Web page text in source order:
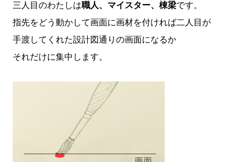
三人目のわたしは職人、マイスター、棟梁です。
指先をどう動かして画面に画材を付ければ二人目が
手渡してくれた設計図通りの画面になるか
それだけに集中します。